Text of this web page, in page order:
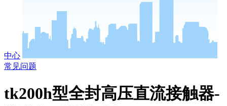
中心
常见问题
tk200h型全封高压直流接触器-